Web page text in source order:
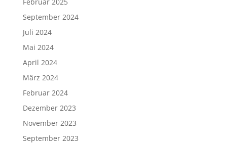
September 2024
Juli 2024
Mai 2024
April 2024
März 2024
Februar 2024
Dezember 2023
November 2023
September 2023